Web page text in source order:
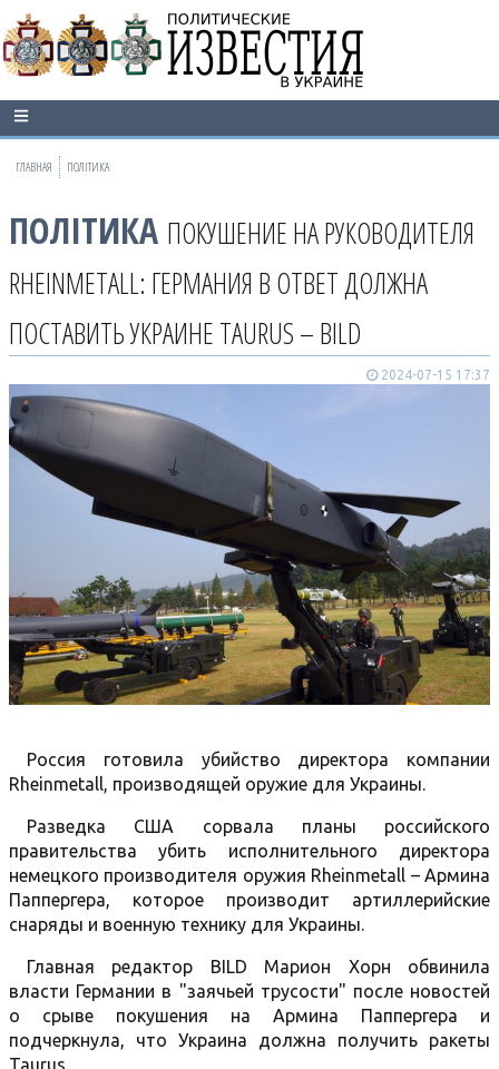
ГЛАВНАЯ ПОЛІТИКА
ПОЛІТИКА ПОКУШЕНИЕ НА РУКОВОДИТЕЛЯ
RHEINMETALL: ГЕРМАНИЯ В ОТВЕТ ДОЛЖНА
ПОСТАВИТЬ УКРАИНЕ TAURUS – BILD
2024-07-15 17:37
Россия готовила убийство директора компании
Rheinmetall, производящей оружие для Украины.
Разведка США сорвала планы российского
правительства убить исполнительного директора
немецкого производителя оружия Rheinmetall – Армина
Паппергера, которое производит артиллерийские
снаряды и военную технику для Украины.
Главная редактор BILD Марион Хорн обвинила
власти Германии в "заячьей трусости" после новостей
о срыве покушения на Армина Паппергера и
подчеркнула, что Украина должна получить ракеты
Taurus.